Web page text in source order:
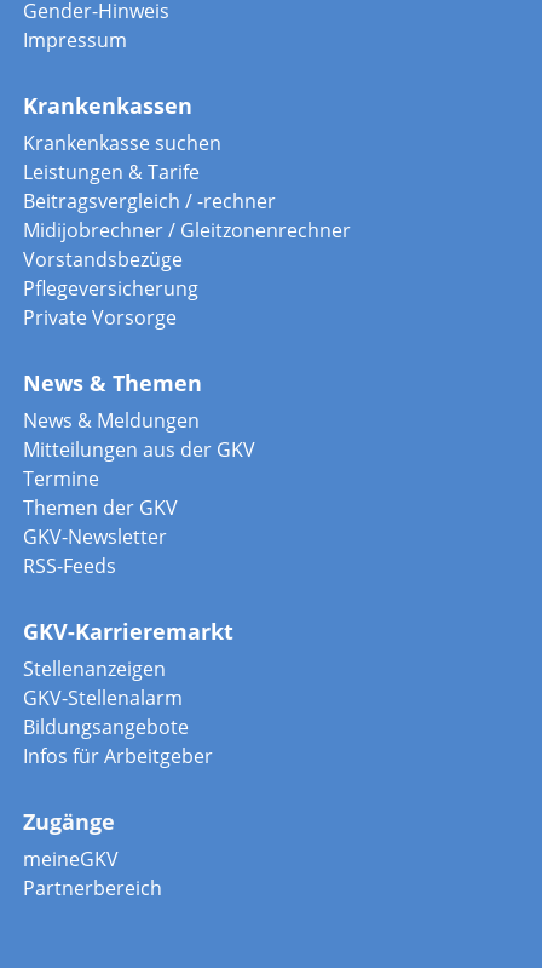
Gender-Hinweis
Impressum
Krankenkassen
Krankenkasse suchen
Leistungen & Tarife
Beitragsvergleich / -rechner
Midijobrechner / Gleitzonenrechner
Vorstandsbezüge
Pflegeversicherung
Private Vorsorge
News & Themen
News & Meldungen
Mitteilungen aus der GKV
Termine
Themen der GKV
GKV-Newsletter
RSS-Feeds
GKV-Karrieremarkt
Stellenanzeigen
GKV-Stellenalarm
Bildungsangebote
Infos für Arbeitgeber
Zugänge
meineGKV
Partnerbereich